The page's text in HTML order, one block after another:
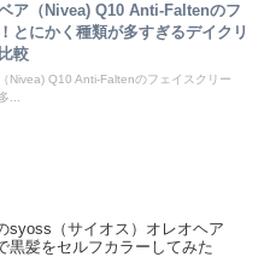
ア（Nivea) Q10 Anti-Faltenのフ
とにかく種類が多すぎるデイクリ
較
Nivea) Q10 Anti-Faltenのフェイスクリー
...
syoss（サイオス）オレオヘア
黒髪をセルフカラーしてみた